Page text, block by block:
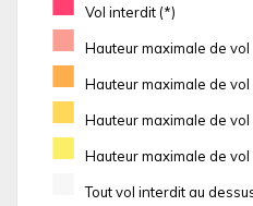
Vol interdit (*)
■ Hauteur maximale de vol
■ Hauteur maximale de vol
■ Hauteur maximale de vol
■ Hauteur maximale de vol
Tout vol interdit au